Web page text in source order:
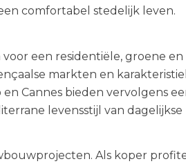
comfortabel stedelijk leven.
een residentiële, groene
markten en
Cannes bieden vervolgens
levensstijl van dagelijkse
Als koper